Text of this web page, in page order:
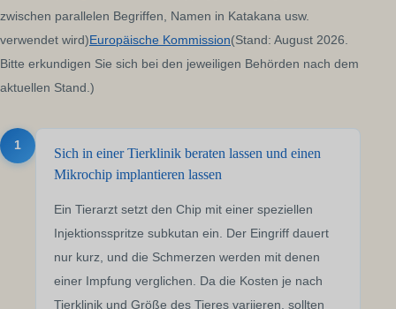
zwischen parallelen Begriffen, Namen in Katakana usw.
verwendet wird)Europäische Kommission(Stand: August 2026.
Bitte erkundigen Sie sich bei den jeweiligen Behörden nach dem
aktuellen Stand.)
1
Sich in einer Tierklinik beraten lassen und einen
Mikrochip implantieren lassen
Ein Tierarzt setzt den Chip mit einer speziellen
Injektionsspritze subkutan ein. Der Eingriff dauert
nur kurz, und die Schmerzen werden mit denen
einer Impfung verglichen. Da die Kosten je nach
Tierklinik und Größe des Tieres variieren, sollten